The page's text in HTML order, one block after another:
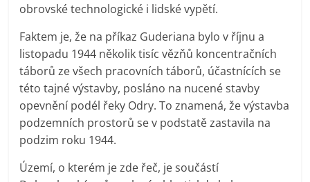
obrovské technologické i lidské vypětí.
Faktem je, že na příkaz Guderiana bylo v říjnu a
listopadu 1944 několik tisíc vězňů koncentračních
táborů ze všech pracovních táborů, účastnících se
této tajné výstavby, posláno na nucené stavby
opevnění podél řeky Odry. To znamená, že výstavba
podzemních prostorů se v podstatě zastavila na
podzim roku 1944.
Území, o kterém je zde řeč, je součástí